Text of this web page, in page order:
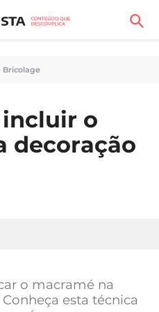
Bricolage
o
decoração
o macramé na
esta técnica